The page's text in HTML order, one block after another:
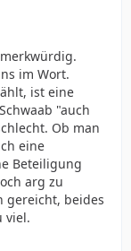
im Wort.
ist eine
"auch
Ob man
eine
Beteiligung
arg zu
gereicht, beides
viel.